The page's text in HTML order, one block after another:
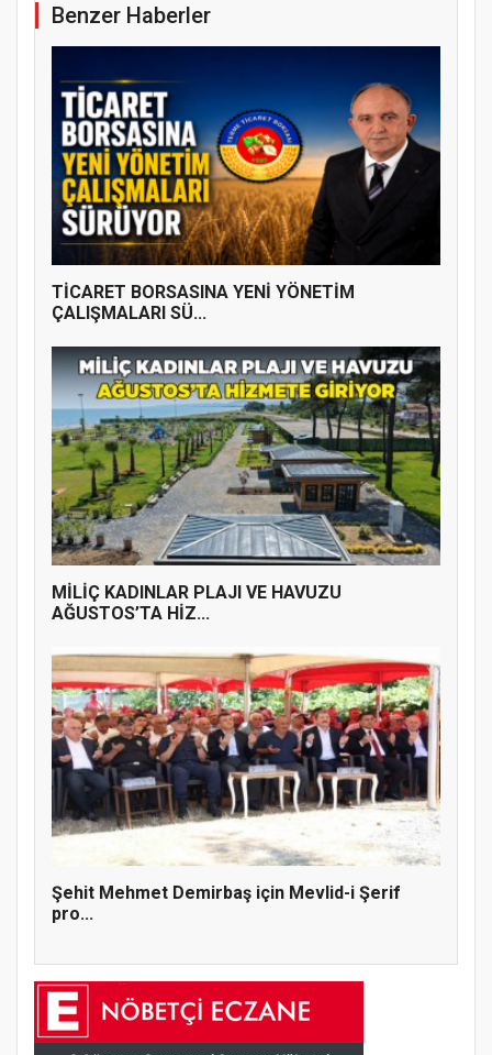
Benzer Haberler
TİCARET BORSASINA YENİ YÖNETİM
ÇALIŞMALARI SÜ...
MİLİÇ KADINLAR PLAJI VE HAVUZU
AĞUSTOS’TA HİZ...
Şehit Mehmet Demirbaş için Mevlid-i Şerif
pro...